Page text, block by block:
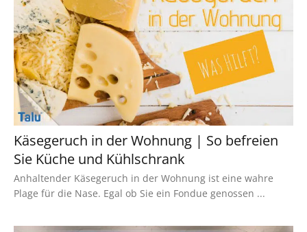
Käsegeruch in der Wohnung | So befreien
Sie Küche und Kühlschrank
Anhaltender Käsegeruch in der Wohnung ist eine wahre
Plage für die Nase. Egal ob Sie ein Fondue genossen ...